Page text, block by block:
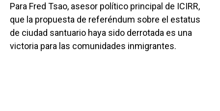
Para Fred Tsao, asesor político principal de ICIRR,
que la propuesta de referéndum sobre el estatus
de ciudad santuario haya sido derrotada es una
victoria para las comunidades inmigrantes.